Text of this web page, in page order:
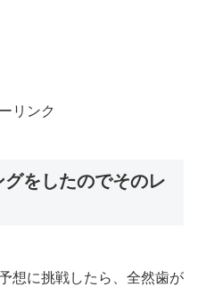
リンク
をしたのでそのレ
想に挑戦したら、全然歯が